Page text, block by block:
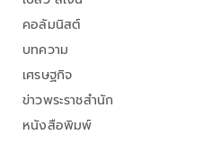
คอลัมนิสต์
บทความ
เศรษฐกิจ
ข่าวพระราชสำนัก
หนังสือพิมพ์